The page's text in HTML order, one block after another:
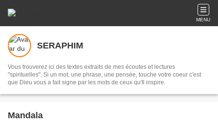
MENU
SERAPHIM
Vous trouverez ici des textes extraits de mes écoutes et lectures
"spirituelles". Si un mot, une phrase, une pensée, touche votre coeur c'est
que Dieu vous a fait signe par les mots de ceux qu'Il inspire.
Mandala